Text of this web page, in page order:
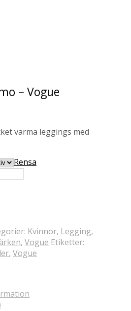
– Vogue
varma leggings med
Rensa
Kvinnor, Legging,
, Vogue Etiketter:
, Vogue